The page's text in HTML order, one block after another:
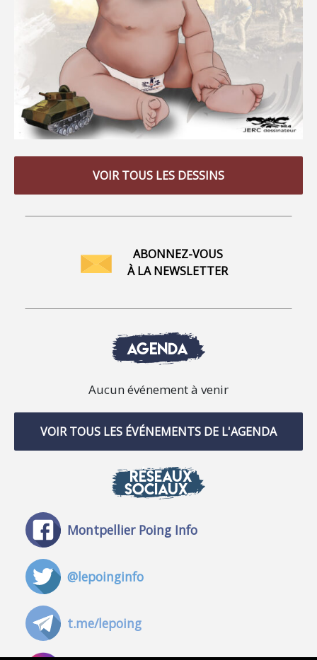
VOIR TOUS LES DESSINS
ABONNEZ-VOUS
À LA NEWSLETTER
AGENDA
Aucun événement à venir
VOIR TOUS LES ÉVÉNEMENTS DE L'AGENDA
RÉSEAUX
SOCIAUX
Montpellier Poing Info
@lepoinginfo
t.me/lepoing